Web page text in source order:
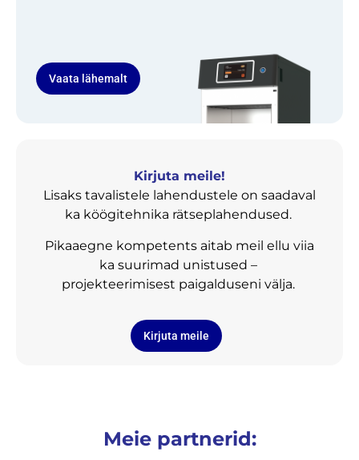
Vaata lähemalt
Kirjuta meile!
Lisaks tavalistele lahendustele on saadaval
ka köögitehnika rätseplahendused.
Pikaaegne kompetents aitab meil ellu viia
ka suurimad unistused –
projekteerimisest paigalduseni välja.
Kirjuta meile
Meie partnerid: